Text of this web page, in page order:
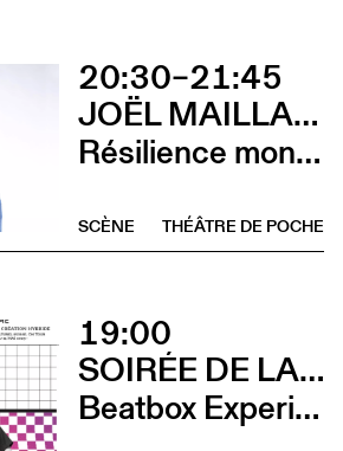
20:30–21:45
JOËL MAILLARD
Résilience mon cul
THÉÂTRE DE POCHE
SCÈNE
19:00
SOIRÉE DE LANCEMENT DU CCS ON TOUR À RENNES
Beatbox Experimental Video Game + Andrina Bollinger